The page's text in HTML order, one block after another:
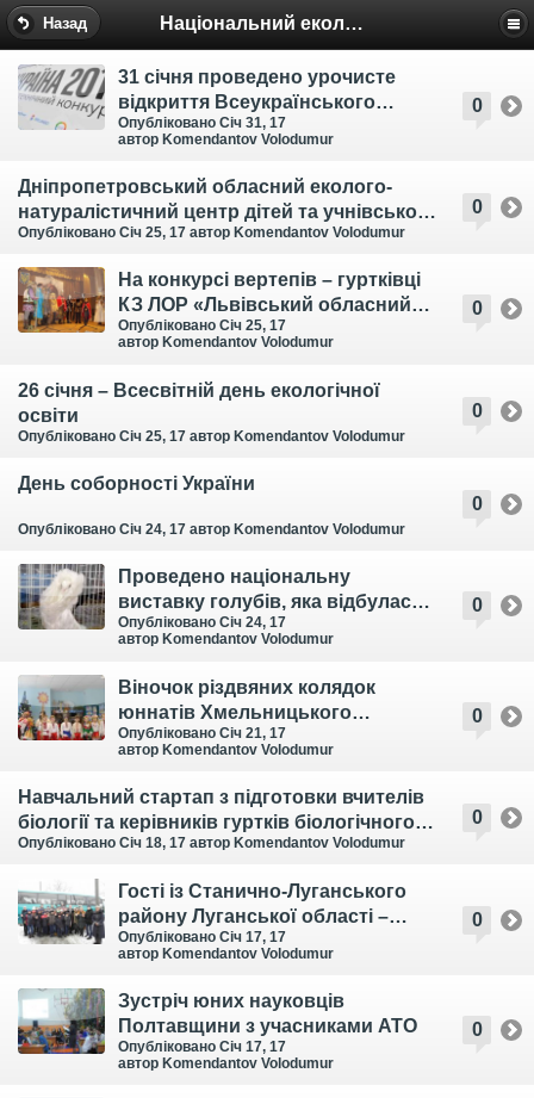
Назад Національний еколого-натуралістичний центр
0
31 січня проведено урочисте
відкриття Всеукраїнського
конкурсу Intel Еко-Україна 2017
Опубліковано Січ 31, 17
автор Komendantov Volodumur
0
Дніпропетровський обласний еколого-
натуралістичний центр дітей та учнівської
молоді – Свято Соборності 2017
Опубліковано Січ 25, 17 автор Komendantov Volodumur
0
На конкурсі вертепів – гуртківці
КЗ ЛОР «Львівський обласний
центр еколого-натуралістичної
творчості учнівської молоді»
Опубліковано Січ 25, 17
автор Komendantov Volodumur
0
26 січня – Всесвітній день екологічної
освіти
Опубліковано Січ 25, 17 автор Komendantov Volodumur
0
День соборності України
Опубліковано Січ 24, 17 автор Komendantov Volodumur
0
Проведено національну
виставку голубів, яка відбулася
під гаслом «Голуб – птах миру в
Україні»
Опубліковано Січ 24, 17
автор Komendantov Volodumur
0
Віночок різдвяних колядок
юннатів Хмельницького
ОЕНЦУМ
Опубліковано Січ 21, 17
автор Komendantov Volodumur
0
Навчальний стартап з підготовки вчителів
біології та керівників гуртків біологічного
профілю до професійної сертифікації
Опубліковано Січ 18, 17 автор Komendantov Volodumur
0
Гості із Станично-Луганського
району Луганської області –
Закарпатський обласний
еколого-натуралістичний центр
учнівської молоді
Опубліковано Січ 17, 17
автор Komendantov Volodumur
0
Зустріч юних науковців
Полтавщини з учасниками АТО
Опубліковано Січ 17, 17
автор Komendantov Volodumur